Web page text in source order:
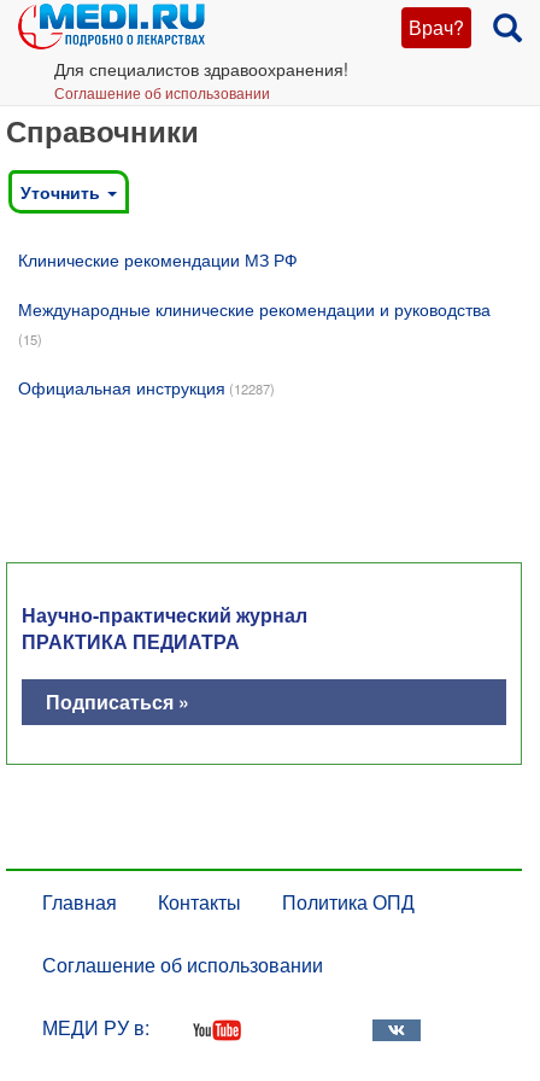
Врач?
Для специалистов здравоохранения!
Соглашение об использовании
Справочники
Уточнить
Клинические рекомендации МЗ РФ
Международные клинические рекомендации и руководства
Официальная инструкция
Научно-практический журнал
ПРАКТИКА ПЕДИАТРА
Подписаться »
Главная Контакты Политика ОПД
Соглашение об использовании
МЕДИ РУ в: